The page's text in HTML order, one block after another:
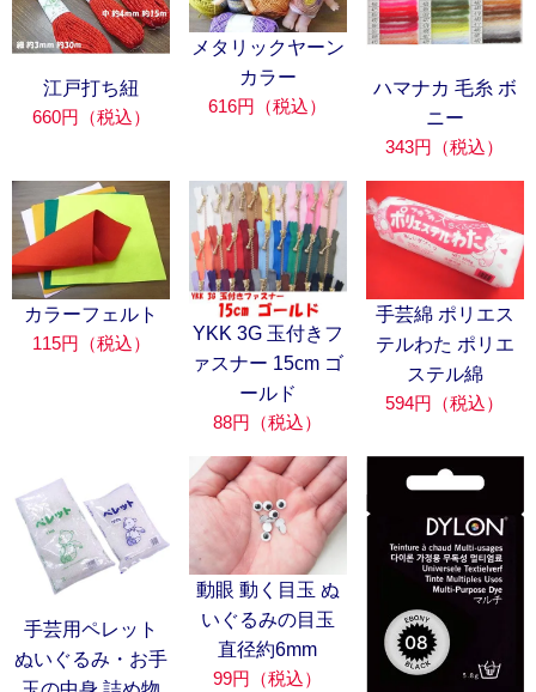
江戸打ち紐
660円（税込）
メタリックヤーン
カラー
616円（税込）
ハマナカ 毛糸 ボ
ニー
343円（税込）
カラーフェルト
115円（税込）
YKK 3G 玉付きフ
ァスナー 15cm ゴ
ールド
88円（税込）
手芸綿 ポリエス
テルわた ポリエ
ステル綿
594円（税込）
手芸用ペレット
ぬいぐるみ・お手
動眼 動く目玉 ぬ
いぐるみの目玉
直径約6mm
99円（税込）